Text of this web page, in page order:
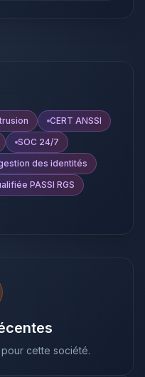
CERT ANSSI
SOC 24/7
des identités
PASSI RGS
cette société.